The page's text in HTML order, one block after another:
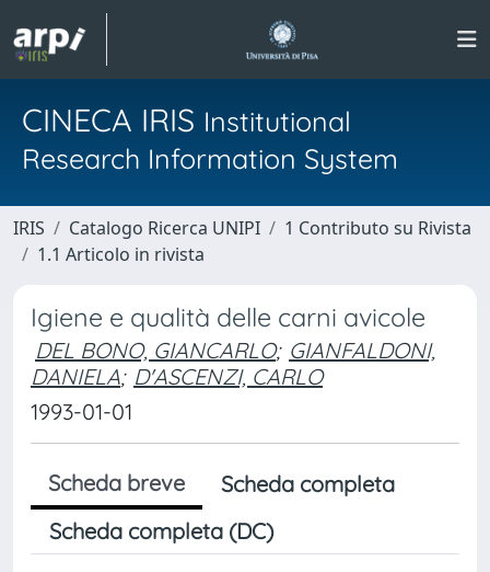
CINECA IRIS Institutional
Research Information System
IRIS Catalogo Ricerca UNIPI
1 Contributo su Rivista
1.1 Articolo in rivista
Igiene e qualità delle carni avicole
DEL BONO, GIANCARLO; GIANFALDONI,
DANIELA; D'ASCENZI, CARLO
1993-01-01
Scheda breve
Scheda completa
Scheda completa (DC)